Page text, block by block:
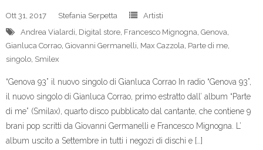
Ott 31, 2017 Stefania Serpetta
Artisti
Andrea Vialardi, Digital store, Francesco Mignogna, Genova,
Gianluca Corrao, Giovanni Germanelli, Max Cazzola, Parte di me,
singolo, Smilex
“Genova 93” il nuovo singolo di Gianluca Corrao In radio “Genova 93”,
il nuovo singolo di Gianluca Corrao, primo estratto dall’ album “Parte
di me” (Smilax), quarto disco pubblicato dal cantante, che contiene 9
brani pop scritti da Giovanni Germanelli e Francesco Mignogna. L’
album uscito a Settembre in tutti i negozi di dischi e […]